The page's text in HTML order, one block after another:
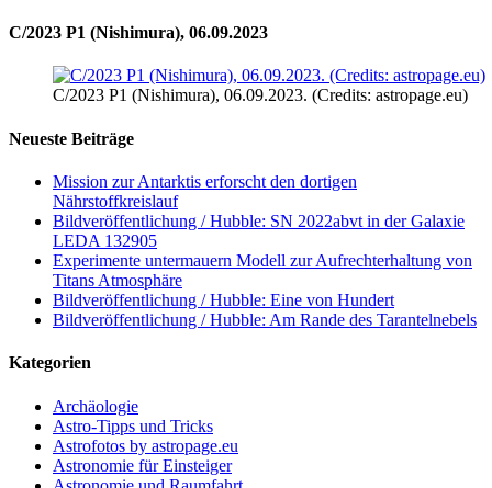
C/2023 P1 (Nishimura), 06.09.2023
C/2023 P1 (Nishimura), 06.09.2023. (Credits: astropage.eu)
Neueste Beiträge
Mission zur Antarktis erforscht den dortigen
Nährstoffkreislauf
Bildveröffentlichung / Hubble: SN 2022abvt in der Galaxie
LEDA 132905
Experimente untermauern Modell zur Aufrechterhaltung von
Titans Atmosphäre
Bildveröffentlichung / Hubble: Eine von Hundert
Bildveröffentlichung / Hubble: Am Rande des Tarantelnebels
Kategorien
Archäologie
Astro-Tipps und Tricks
Astrofotos by astropage.eu
Astronomie für Einsteiger